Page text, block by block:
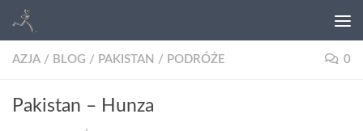
AZJA / BLOG / PAKISTAN / PODRÓŻE 0
Pakistan – Hunza